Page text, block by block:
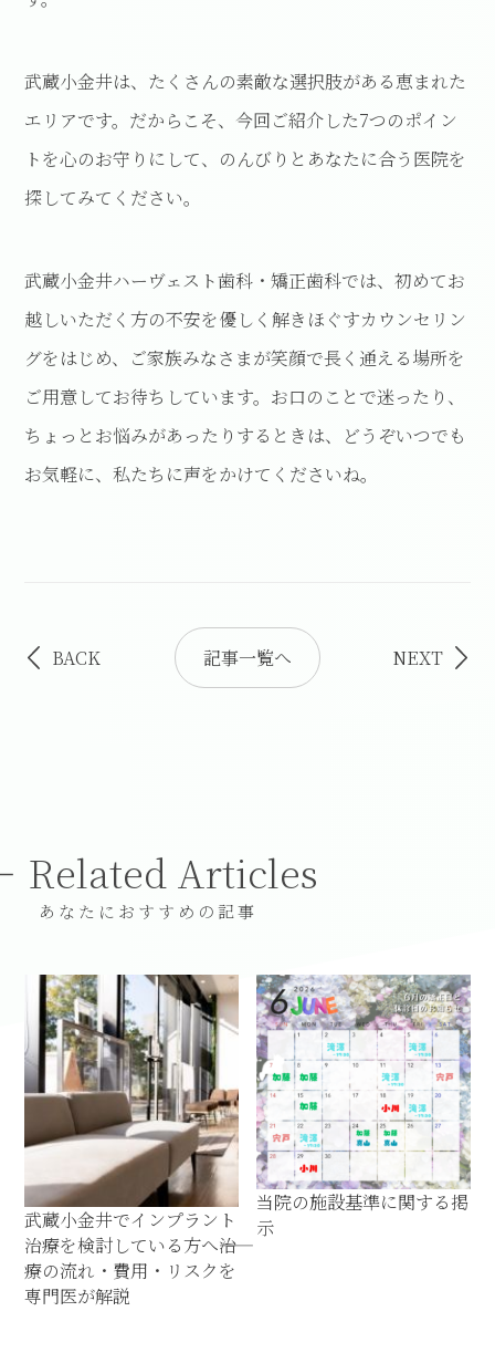
武蔵小金井は、たくさんの素敵な選択肢がある恵まれた
エリアです。だからこそ、今回ご紹介した7つのポイン
トを心のお守りにして、のんびりとあなたに合う医院を
探してみてください。
武蔵小金井ハーヴェスト歯科・矯正歯科では、初めてお
越しいただく方の不安を優しく解きほぐすカウンセリン
グをはじめ、ご家族みなさまが笑顔で長く通える場所を
ご用意してお待ちしています。お口のことで迷ったり、
ちょっとお悩みがあったりするときは、どうぞいつでも
お気軽に、私たちに声をかけてくださいね。
BACK 記事一覧へ NEXT
Related Articles
あなたにおすすめの記事
武蔵小金井でインプラント
治療を検討している方へ――治
療の流れ・費用・リスクを
専門医が解説
当院の施設基準に関する掲
示